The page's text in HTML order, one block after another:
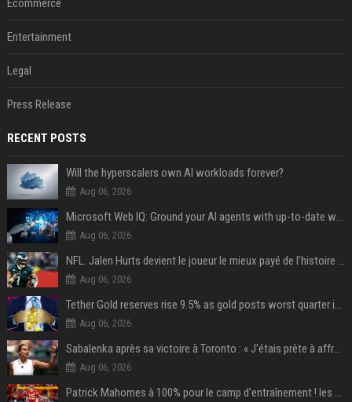
Ecommerce
Entertainment
Legal
Press Release
RECENT POSTS
Will the hyperscalers own AI workloads forever?
Aug 06, 2026
Microsoft Web IQ: Ground your AI agents with up-to-date web data
Aug 06, 2026
NFL. Jalen Hurts devient le joueur le mieux payé de l’histoire du championnat de football américain
Aug 06, 2026
Tether Gold reserves rise 9.5% as gold posts worst quarter in 13 years
Aug 06, 2026
Sabalenka après sa victoire à Toronto : « J'étais prête à affronter les difficultés »
Aug 06, 2026
Patrick Mahomes à 100% pour le camp d’entraînement ! les 8 infos NFL du mercredi